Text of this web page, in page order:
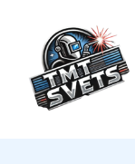
innehåll